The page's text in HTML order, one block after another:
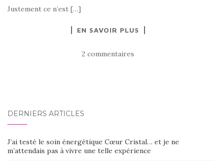
Justement ce n’est […]
EN SAVOIR PLUS
2 commentaires
DERNIERS ARTICLES
J’ai testé le soin énergétique Cœur Cristal… et je ne
m’attendais pas à vivre une telle expérience